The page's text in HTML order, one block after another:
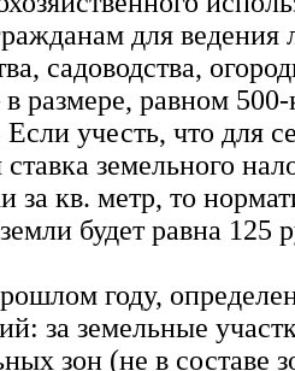
для ведения
садоводства,
размере, равном 500-
учесть, что для
земельного
за кв. метр, то
будет равна 125
году,
за земельные
зон (не в составе